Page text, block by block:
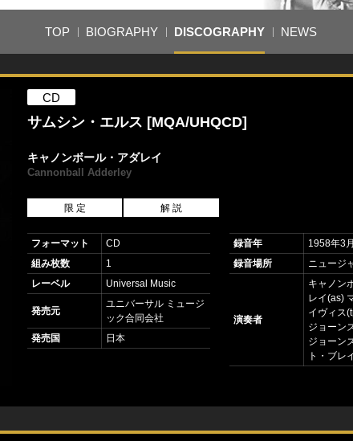
TOP BIOGRAPHY DISCOGRAPHY NEWS
CD
サムシン・エルス [MQA/UHQCD]
キャノンボール・アダレイ
Cannonball Adderley
限 定 解 説
フォーマット
CD
組み枚数
1
レーベル
Universal Music
発売元
ユニバーサル ミュージ
ック合同会社
発売国
日本
録音年
1958年3
録音場所
ニュージ
演奏者
キャノン
レイ(as)
イヴィス
ジョーン
ジョーン
ト・ブレ